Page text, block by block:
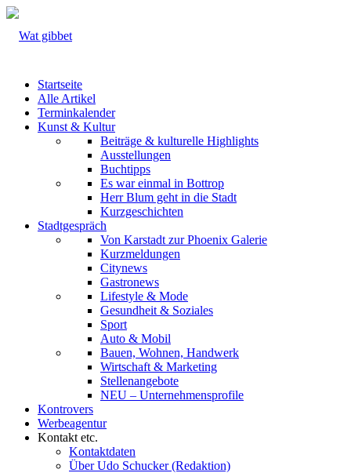
Startseite
Alle Artikel
Terminkalender
Kunst & Kultur
Beiträge & kulturelle Highlights
Ausstellungen
Buchtipps
Es war einmal in Bottrop
Herr Blum geht in die Stadt
Kurzgeschichten
Stadtgespräch
Von Karstadt zur Phoenix Galerie
Kurzmeldungen
Citynews
Gastronews
Lifestyle & Mode
Gesundheit & Soziales
Sport
Auto & Mobil
Bauen, Wohnen, Handwerk
Wirtschaft & Marketing
Stellenangebote
NEU – Unternehmens­profile
Kontrovers
Werbeagentur
Kontakt etc.
Kontaktdaten
Über Udo Schucker (Redaktion)